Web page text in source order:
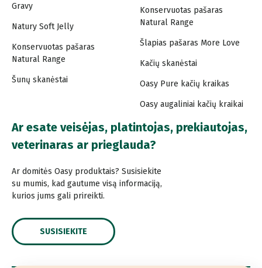
Gravy
Natury Soft Jelly
Konservuotas pašaras
Natural Range
Šunų skanėstai
Konservuotas pašaras
Natural Range
Šlapias pašaras More Love
Kačių skanėstai
Oasy Pure kačių kraikas
Oasy augaliniai kačių kraikai
Ar esate veisėjas, platintojas, prekiautojas,
veterinaras ar prieglauda?
Ar domitės Oasy produktais? Susisiekite
su mumis, kad gautume visą informaciją,
kurios jums gali prireikti.
SUSISIEKITE